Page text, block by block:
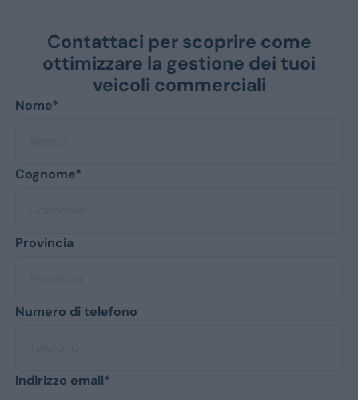
Contattaci per scoprire come
ottimizzare la gestione dei tuoi
veicoli commerciali
Nome*
Cognome*
Provincia
Numero di telefono
Indirizzo email*